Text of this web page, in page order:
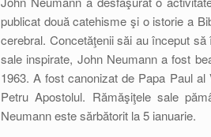
publicat două catehisme şi o istorie a
cerebral. Concetăţenii săi au început
sale inspirate, John Neumann a fost
1963. A fost canonizat de Papa Paul
Petru Apostolul. Rămăşiţele sale
Neumann este sărbătorit la 5 ianuarie.